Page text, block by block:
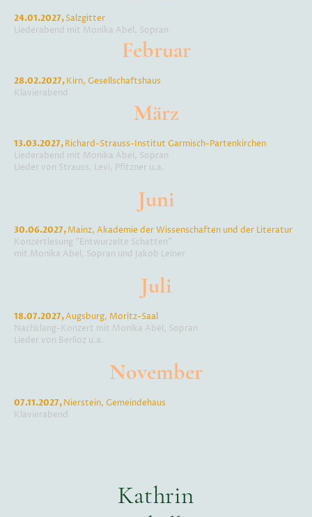
24.01.2027,Salzgitter
Liederabend mit Monika Abel, Sopran
Februar
28.02.2027,Kirn, Gesellschaftshaus
Klavierabend
März
13.03.2027,Richard-Strauss-Institut Garmisch-Partenkirchen
Liederabend mit Monika Abel, Sopran
Lieder von Strauss, Levi, Pfitzner u.a.
Juni
30.06.2027,Mainz, Akademie der Wissenschaften und der Literatur
Konzertlesung "Entwurzelte Schatten"
mit Monika Abel, Sopran und Jakob Leiner
Juli
18.07.2027,Augsburg, Moritz-Saal
Nachklang-Konzert mit Monika Abel, Sopran
Lieder von Berlioz u.a.
November
07.11.2027,Nierstein, Gemeindehaus
Klavierabend
Kathrin